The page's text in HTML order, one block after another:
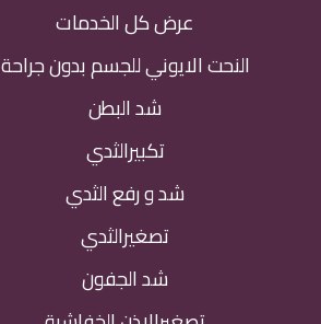
عرض كل الخدمات
النحت الايوني للجسم بدون جراحة
شد البطن
تكبيرالثدي
شد و رفع الثدي
تصغيرالثدي
شد الجفون